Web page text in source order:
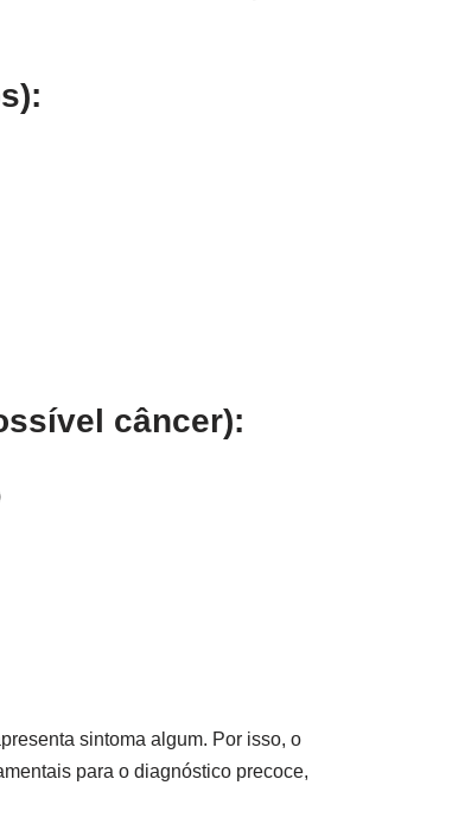
câncer):
sintoma algum. Por isso, o
para o diagnóstico precoce,